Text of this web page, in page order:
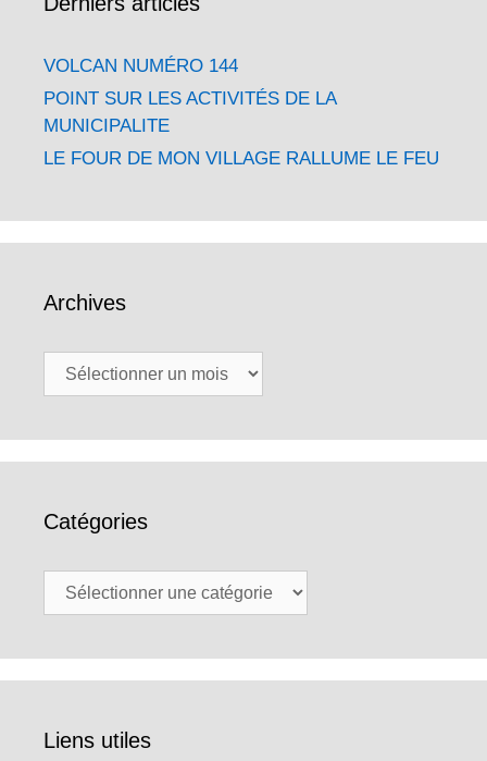
VOLCAN NUMÉRO 144
POINT SUR LES ACTIVITÉS DE LA
MUNICIPALITE
LE FOUR DE MON VILLAGE RALLUME LE FEU
Archives
Archives
Catégories
Catégories
Liens utiles